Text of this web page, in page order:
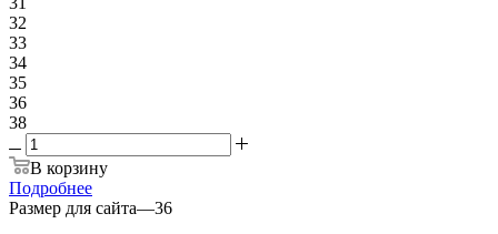
32
33
34
35
36
38
В корзину
Подробнее
Размер для сайта—36